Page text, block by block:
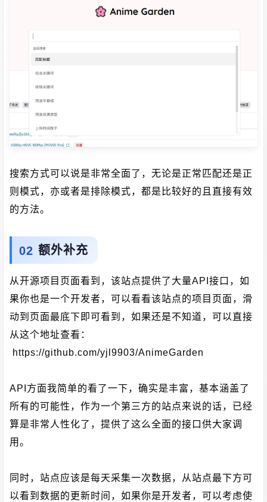
搜索方式可以说是非常全面了，无论是正常匹配还是正
则模式，亦或者是排除模式，都是比较好的且直接有效
的方法。
额外补充
从开源项目页面看到，该站点提供了大量API接口，如
果你也是一个开发者，可以看看该站点的项目页面，滑
动到页面最底下即可看到，如果还是不知道，可以直接
从这个地址查看：
https://github.com/yjl9903/AnimeGarden
API方面我简单的看了一下，确实是丰富，基本涵盖了
所有的可能性，作为一个第三方的站点来说的话，已经
算是非常人性化了，提供了这么全面的接口供大家调
用。
同时，站点应该是每天采集一次数据，从站点最下方可
以看到数据的更新时间，如果你是开发者，可以考虑使